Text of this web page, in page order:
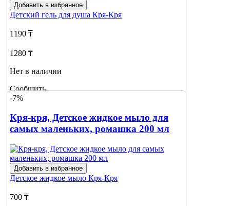
Добавить в избранное
Детский гель для душа Кря-Кря
1190 ₸
1280 ₸
Нет в наличии
Сообщить
о наличии
-7%
Кря-кря, Детское жидкое мыло для
самых маленьких, ромашка 200 мл
Добавить в избранное
Детское жидкое мыло Кря-Кря
700 ₸